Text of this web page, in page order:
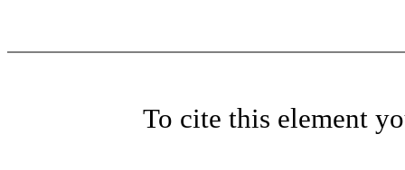
To cite this element